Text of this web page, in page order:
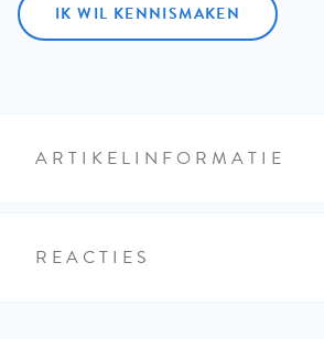
IK WIL KENNISMAKEN
ARTIKELINFORMATIE
REACTIES